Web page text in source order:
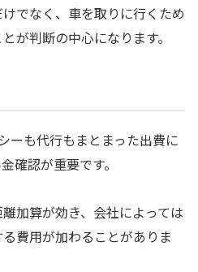
でなく、車を取りに行くため
が判断の中心になります。
ーも代行もまとまった出費に
確認が重要です。
加算が効き、会社によっては
費用が加わることがありま